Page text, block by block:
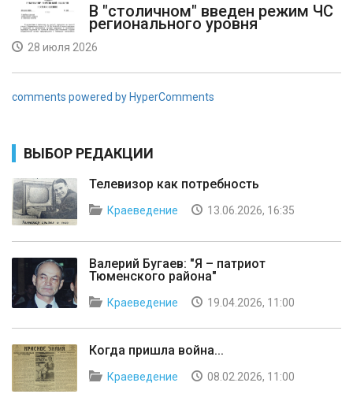
В "столичном" введен режим ЧС
регионального уровня
28 июля 2026
comments powered by HyperComments
ВЫБОР РЕДАКЦИИ
Телевизор как потребность
Краеведение 13.06.2026, 16:35
Валерий Бугаев: "Я – патриот
Тюменского района"
Краеведение 19.04.2026, 11:00
Когда пришла война...
Краеведение 08.02.2026, 11:00